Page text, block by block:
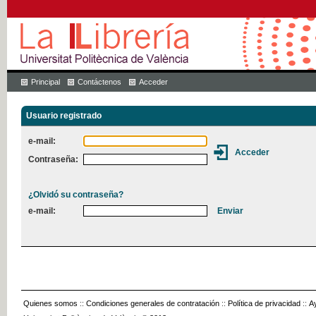
Principal Contáctenos Acceder
Usuario registrado
e-mail:
Contraseña:
¿Olvidó su contraseña?
e-mail:
Quienes somos :: Condiciones generales de contratación :: Política de privacidad ::